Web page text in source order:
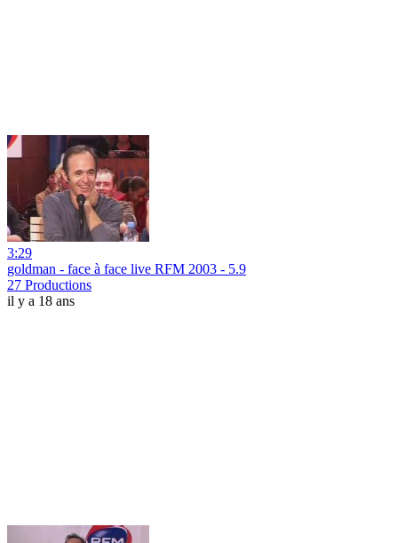
3:29
goldman - face à face live RFM 2003 - 5.9
27 Productions
il y a 18 ans